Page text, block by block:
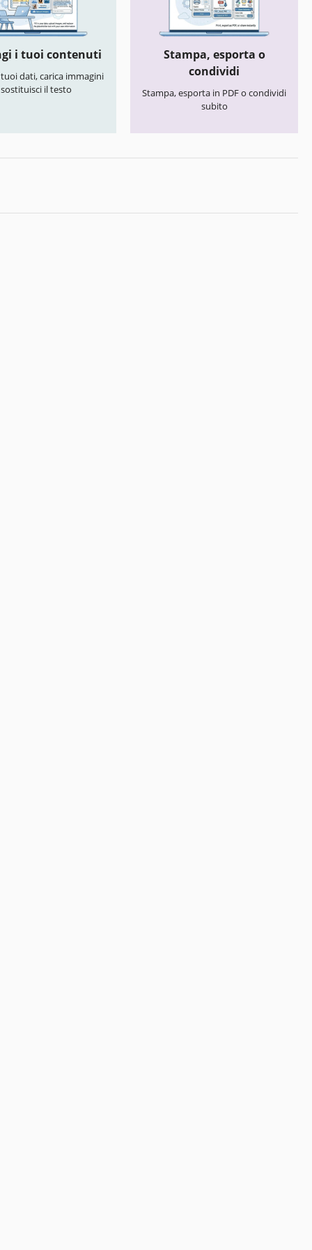
i tuoi contenuti
dati, carica immagini
il testo
Stampa, esporta o
condividi
Stampa, esporta in PDF o condividi
subito